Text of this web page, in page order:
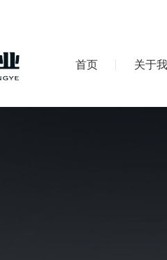
首页 关于